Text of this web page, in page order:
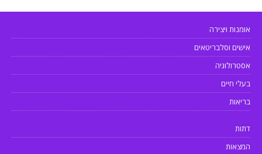
אומנות ויצירה
אישים וסלבריטאים
אסטרולוגיה
בעלי חיים
בריאות
דתות
המצאות